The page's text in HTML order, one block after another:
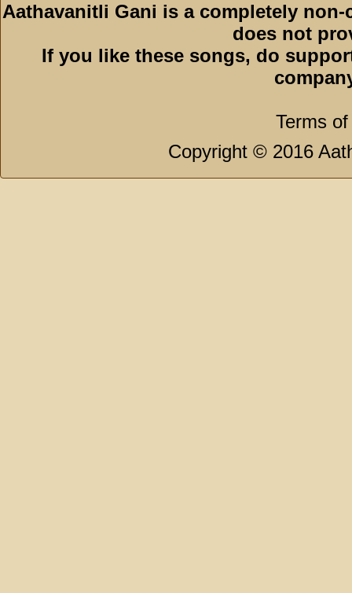
Aathavanitli Gani is a completely
does not
If you like these songs, do
Terms
Copyright © 2016